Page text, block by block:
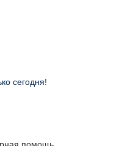
сегодня!